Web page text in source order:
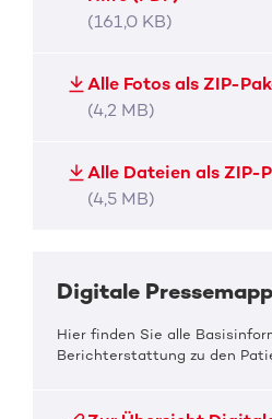
(161,0 KB)
Alle Fotos als ZIP-
(4,2 MB)
Alle Dateien als ZIP-
(4,5 MB)
Digitale
Hier finden Sie alle
Berichterstattung zu den